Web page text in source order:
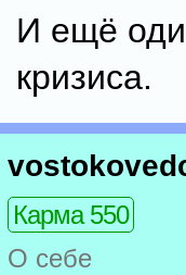
И ещё
кризиса.
Карма 550
О себе